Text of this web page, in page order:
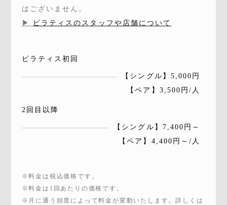
はございません。
▶︎
ピラティスのスタッフや店舗について
ピラティス初回
【シングル】5,000円
【ペア】3,500円/人
2回目以降
【シングル】7,400円～
【ペア】4,400円～/人
※料金は税込価格です。
※料金は1回あたりの価格です。
※月に通う頻度によって料金が変動いたします。詳しくは